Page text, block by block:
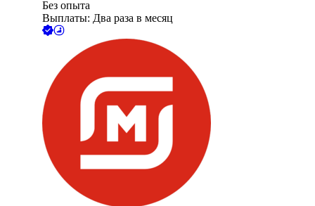
Без опыта
Выплаты: Два раза в месяц